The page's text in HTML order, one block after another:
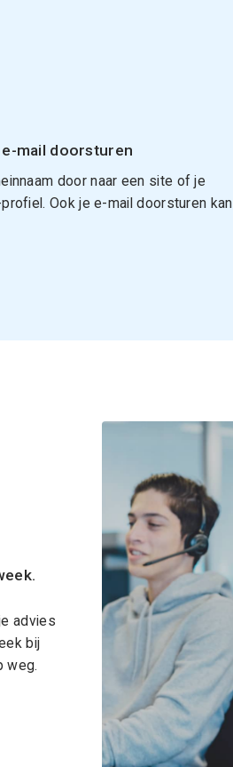
e-mail doorsturen
door naar een site of je
Ook je e-mail doorsturen kan
advies
bij
weg.